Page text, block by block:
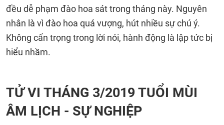
đều dễ phạm đào hoa sát trong tháng này. Nguyên
nhân là vì đào hoa quá vượng, hút nhiều sự chú ý.
Không cẩn trọng trong lời nói, hành động là lập tức bị
hiểu nhầm.
TỬ VI THÁNG 3/2019 TUỔI MÙI
ÂM LỊCH - SỰ NGHIỆP